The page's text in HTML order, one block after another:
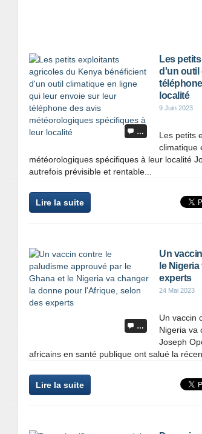
…
Les
d'un outil
localité
9 Juin 2023
Les petits
climatique
météorologiques spécifiques à leur localité
autrefois prévisible et rentable...
Lire la suite
…
Un
le
experts
24 Mai 2023
Un vaccin
Nigeria va
Joseph
africains en santé publique ont salué la
Lire la suite